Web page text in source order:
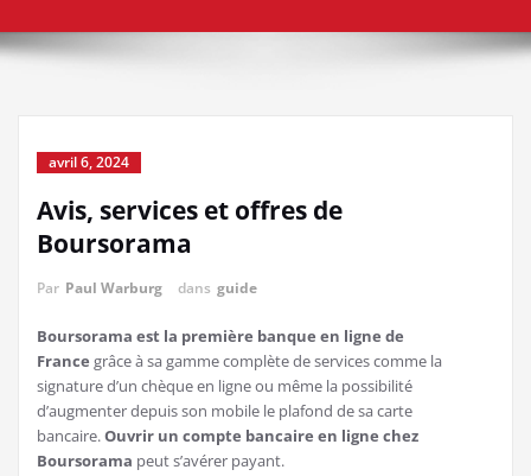
avril 6, 2024
Avis, services et offres de
Boursorama
Par Paul Warburg dans guide
Boursorama est la première banque en ligne de
France grâce à sa gamme complète de services comme la
signature d’un chèque en ligne ou même la possibilité
d’augmenter depuis son mobile le plafond de sa carte
bancaire.Ouvrir un compte bancaire en ligne chez
Boursorama peut s’avérer payant.